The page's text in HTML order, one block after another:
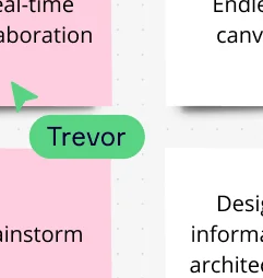
карты
вайрфреймы
карты пути клиента
синтез